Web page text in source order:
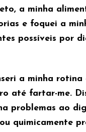
a minha
e foquei a
possíveis por
a minha rotina
até fartar-me.
problemas ao
quimicamente